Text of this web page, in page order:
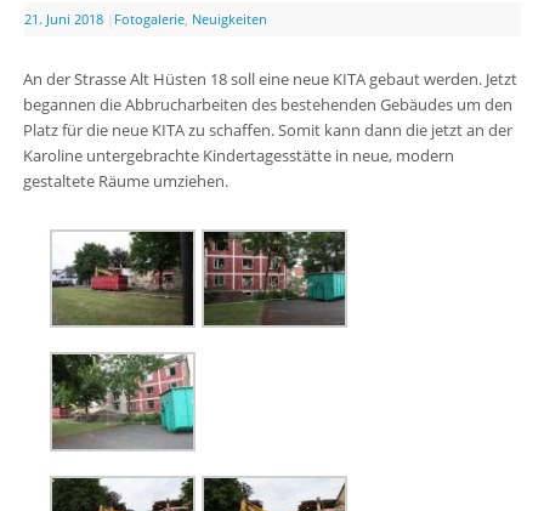
21. Juni 2018 Fotogalerie, Neuigkeiten
An der Strasse Alt Hüsten 18 soll eine neue KITA gebaut werden. Jetzt
begannen die Abbrucharbeiten des bestehenden Gebäudes um den
Platz für die neue KITA zu schaffen. Somit kann dann die jetzt an der
Karoline untergebrachte Kindertagesstätte in neue, modern
gestaltete Räume umziehen.